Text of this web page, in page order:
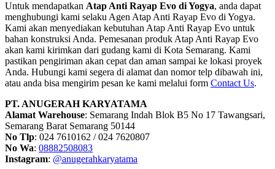
Untuk mendapatkan Atap Anti Rayap Evo di Yogya, anda dapat
menghubungi kami selaku Agen Atap Anti Rayap Evo di Yogya.
Kami akan menyediakan kebutuhan Atap Anti Rayap Evo untuk
bahan konstruksi Anda. Pemesanan produk Atap Anti Rayap Evo
akan kami kirimkan dari gudang kami di Kota Semarang. Kami
pastikan pengiriman akan cepat dan aman sampai ke lokasi proyek
Anda. Hubungi kami segera di alamat dan nomor telp dibawah ini,
atau anda bisa mengirim pesan ke kami melalui form Contact Us.
PT. ANUGERAH KARYATAMA
Alamat Warehouse: Semarang Indah Blok B5 No 17 Tawangsari,
Semarang Barat Semarang 50144
No Tlp: 024 7610162 / 024 7620807
No Wa: 08882508083
Instagram: @anugerahkaryatama